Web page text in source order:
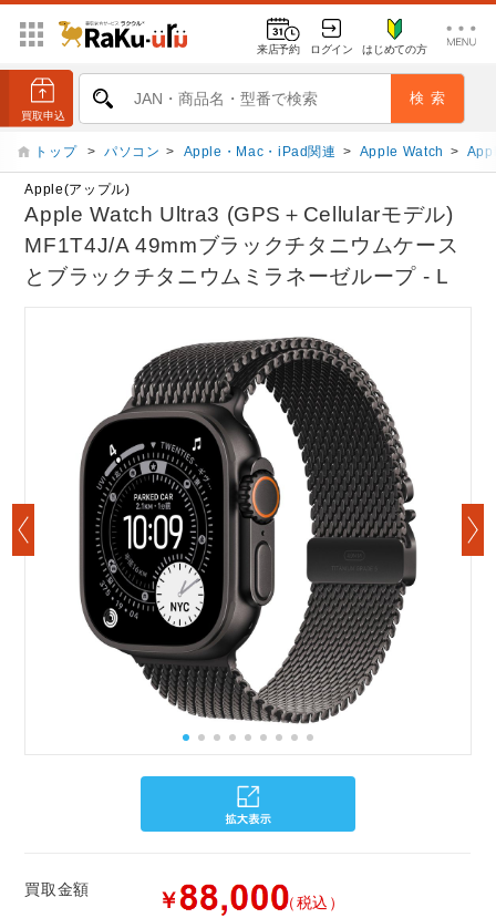
来店予約 ログイン はじめての方
トップ > パソコン > Apple・Mac・iPad関連 > Apple Watch >
Apple(アップル)
Apple Watch Ultra3 (GPS＋Cellularモデル)
MF1T4J/A 49mmブラックチタニウムケース
とブラックチタニウムミラネーゼループ - L
買取金額 ￥ （税込）